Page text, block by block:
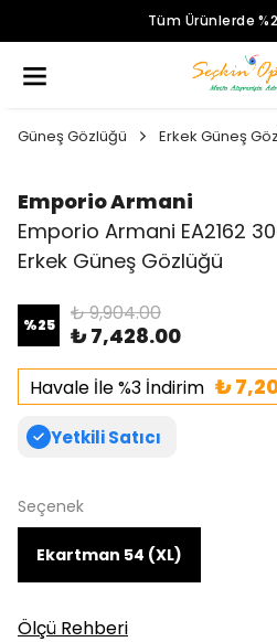
Tüm Ürünlerde
Güneş Gözlüğü Erkek Güneş
Emporio Armani
Emporio Armani EA2162
Erkek Güneş Gözlüğü
%25 ₺ 9,904.00
₺ 7,428.00
Havale İle %3 İndirim ₺
Yetkili Satıcı
Seçenek
Ekartman 54 (XL)
Ölçü Rehberi